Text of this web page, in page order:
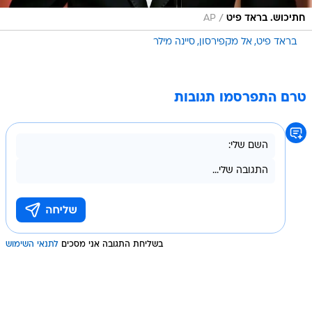
חתיכוש. בראד פיט /
AP
בראד פיט אל מקפירסון סיינה מילר
טרם התפרסמו תגובות
בשליחת התגובה אני מסכים לתנאי השימוש